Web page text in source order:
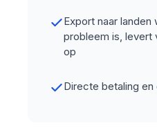
Export naar landen
probleem is, levert
op
Directe betaling en